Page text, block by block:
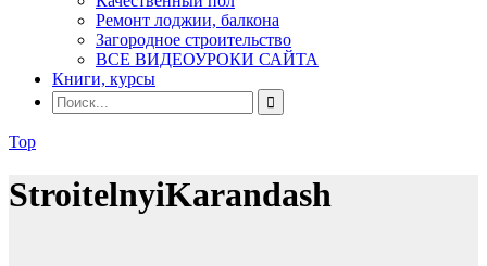
Ремонт лоджии, балкона
Загородное строительство
ВСЕ ВИДЕОУРОКИ САЙТА
Книги, курсы
Top
StroitelnyiKarandash